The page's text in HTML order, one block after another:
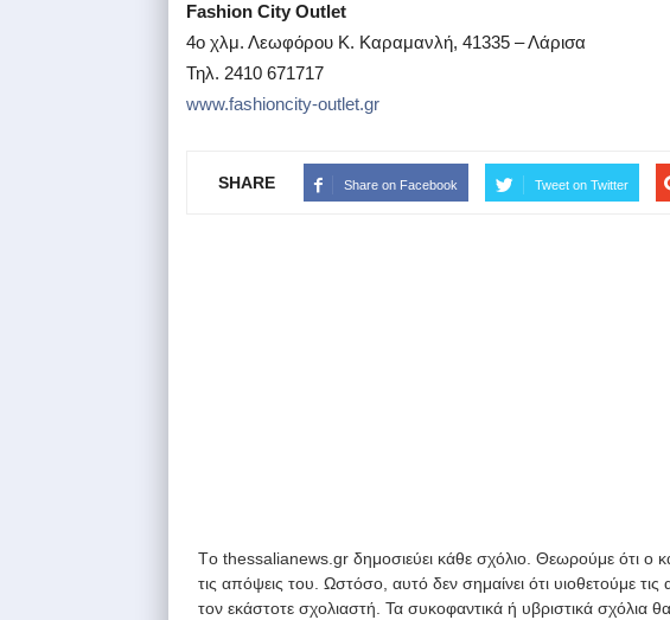
Fashion City Outlet
4ο χλμ. Λεωφόρου Κ. Καραμανλή, 41335 – Λάρισα
Τηλ. 2410 671717
www.fashioncity-outlet.gr
SHARE Share on Facebook Tweet on Twitter
Tο thessalianews.gr δημοσιεύει κάθε σχόλιο. Θεωρούμε ότι ο
τις απόψεις του. Ωστόσο, αυτό δεν σημαίνει ότι υιοθετούμε
τον εκάστοτε σχολιαστή. Τα συκοφαντικά ή υβριστικά σχόλια